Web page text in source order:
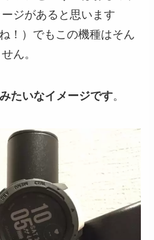
ジがあると思います
！）でもこの機種はそん
ん。
たいなイメージです。